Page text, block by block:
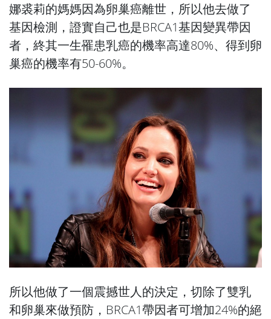
娜裘莉的媽媽因為卵巢癌離世，所以他去做了
基因檢測，證實自己也是BRCA1基因變異帶因
者，終其一生罹患乳癌的機率高達80%、得到卵
巢癌的機率有50-60%。
所以他做了一個震撼世人的決定，切除了雙乳
和卵巢來做預防，BRCA1帶因者可增加24%的絕